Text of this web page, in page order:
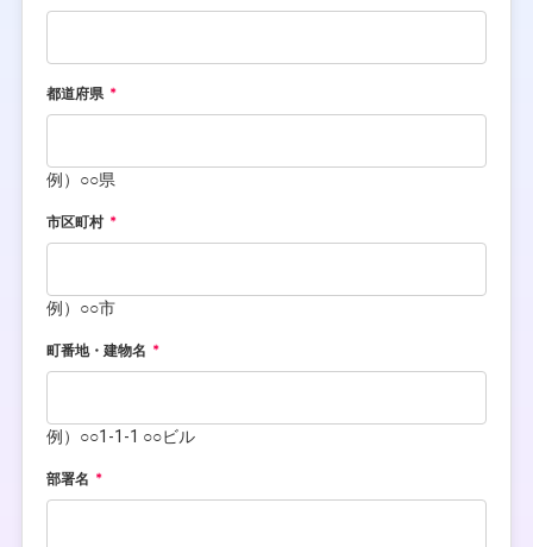
都道府県
例）○○県
市区町村
例）○○市
町番地・建物名
例）○○1-1-1 ○○ビル
部署名